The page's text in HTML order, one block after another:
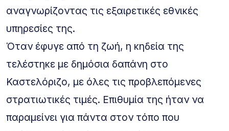
αναγνωρίζοντας τις εξαιρετικές εθνικές
υπηρεσίες της.
Όταν έφυγε από τη ζωή, η κηδεία της
τελέστηκε με δημόσια δαπάνη στο
Καστελόριζο, με όλες τις προβλεπόμενες
στρατιωτικές τιμές. Επιθυμία της ήταν να
παραμείνει για πάντα στον τόπο που